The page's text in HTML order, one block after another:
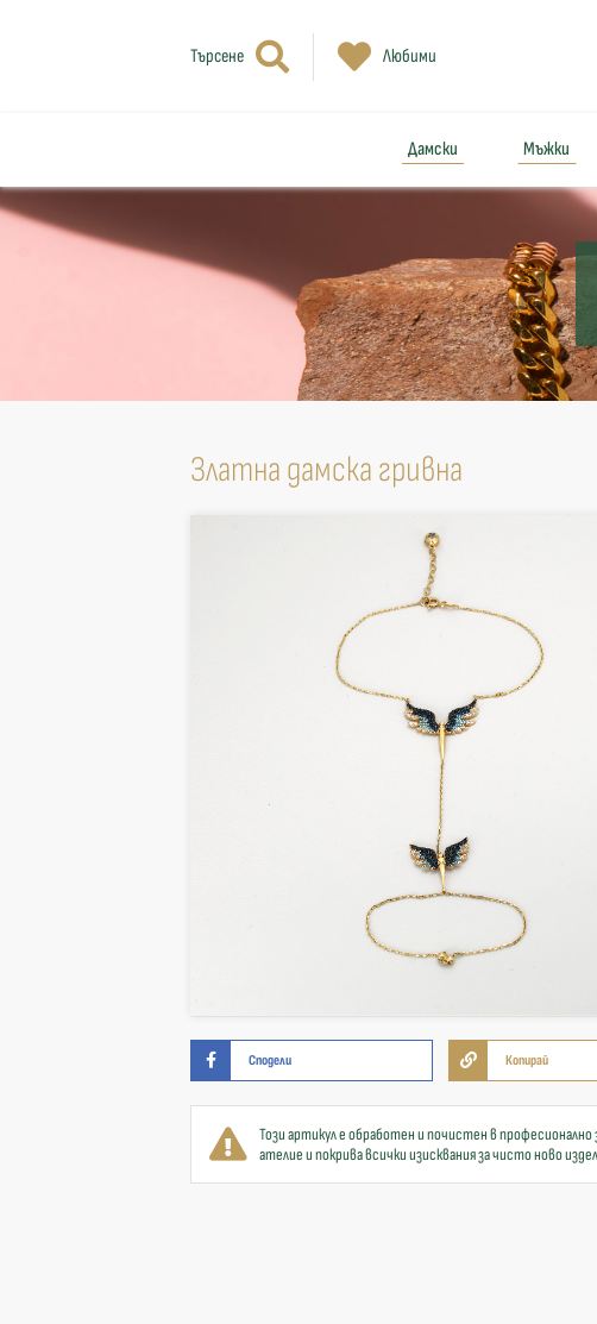
Търсене Любими
Дамски Мъжки
Златна дамска гривна
Сподели Копирай
Този артикул е обработен и почистен в професионално
ателие и покрива всички изисквания за чисто ново